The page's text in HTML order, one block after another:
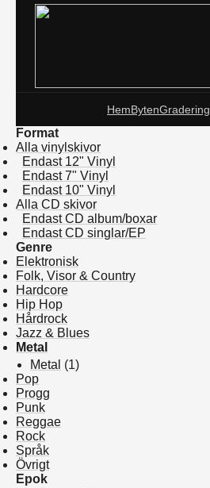
HemBytenGradering
Format
Alla vinylskivor
Endast 12" Vinyl
Endast 7" Vinyl
Endast 10" Vinyl
Alla CD skivor
Endast CD album/boxar
Endast CD singlar/EP
Genre
Elektronisk
Folk, Visor & Country
Hardcore
Hip Hop
Hårdrock
Jazz & Blues
Metal
Metal (1)
Pop
Progg
Punk
Reggae
Rock
Språk
Övrigt
Epok